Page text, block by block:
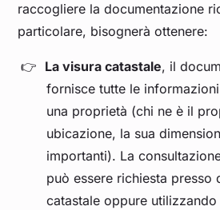
raccogliere la documentazione
particolare, bisognerà ottenere:
La visura catastale, il
fornisce tutte le
una proprietà (chi ne è il
ubicazione, la sua
importanti). La
può essere richiesta presso
catastale oppure